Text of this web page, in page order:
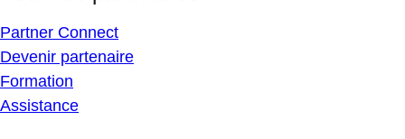
Partner Connect
Devenir partenaire
Formation
Assistance